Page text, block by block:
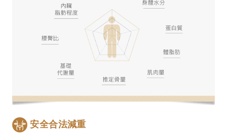
安全合法減重